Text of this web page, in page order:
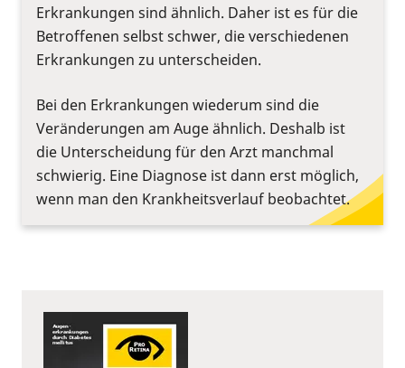
Erkrankungen sind ähnlich. Daher ist es für die
Betroffenen selbst schwer, die verschiedenen
Erkrankungen zu unterscheiden.
Bei den Erkrankungen wiederum sind die
Veränderungen am Auge ähnlich. Deshalb ist
die Unterscheidung für den Arzt manchmal
schwierig. Eine Diagnose ist dann erst möglich,
wenn man den Krankheitsverlauf beobachtet.